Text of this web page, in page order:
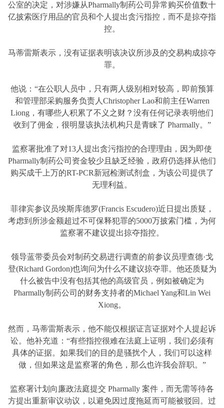
公室的决定，对涉嫌从Pharmally制药公司异常购买价值数十
亿披索医疗用品的官员和个人提出贪污指控，而不是掠夺指
控。
马蒂雷斯表示，没有证据表明该决议所涉及的交易构成掠夺
罪。
他说：“在公职人员中，只有两人级别相对较高，即前预算
和管理部采购服务负责人Christopher Lao和前主任Warren
Liong，有哪些人积累了不义之财？没有任何记录表明他们
收到了佣金，很明显该执法机构只是青睐了 Pharmally。”
监察署批准了对13人提出贪污指控的合理理由，因为即使
Pharmally制药公司资金较少且缺乏经验，政府仍选择从他们
购买成千上万的RT-PCR新冠检测试剂盒，为该公司提供了
无理利益。
菲律宾参议员埃斯库德罗(Francis Escudero)近日提出质疑，
考虑到所涉金额超过不可保释犯罪的5000万披索门槛，为何
监察署不建议提出掠夺指控。
领导蓝带委员会对制药交易进行调查的前参议员理查德·戈
登(Richard Gordon)也询问为什么不建议掠夺罪。他还质疑为
什么被告中没有包括其他的高级官员，例如被确定为
Pharmally制药公司的财务支持者的Michael Yang和Lin Wei
Xiong。
然而，马蒂雷斯表示，他不能仅根据证言证据对个人提起诉
讼。他补充道：“有些指控很难在法庭上证明，我们必须有
具体的证据。如果我们的目的是骚扰个人，我们可以这样
做，但如果这是监察署的角色，那么也许我会辞职。”
监察署计划向廉政法庭提交 Pharmally 案件，而无需等待各
方提出重新审议动议，以避免因过度拖延而可能被驳回。过